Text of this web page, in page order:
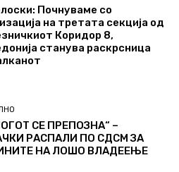
Почнуваме со
на третата секција од
Коридор 8,
станува раскрсница
СЕ ПРЕПОЗНА“ –
РАСПАЛИ ПО СДСМ ЗА
НА ЛОШО ВЛАДЕЕЊЕ